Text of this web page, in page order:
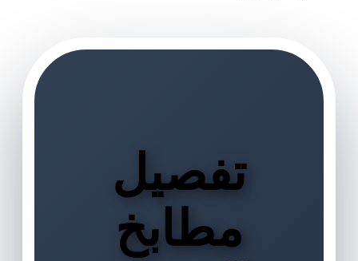
تفصيل
مطابخ